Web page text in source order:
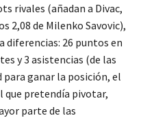
rivales (añadan a Divac,
2,08 de Milenko Savovic),
diferencias: 26 puntos en
y 3 asistencias (de las
para ganar la posición, el
que pretendía pivotar,
parte de las